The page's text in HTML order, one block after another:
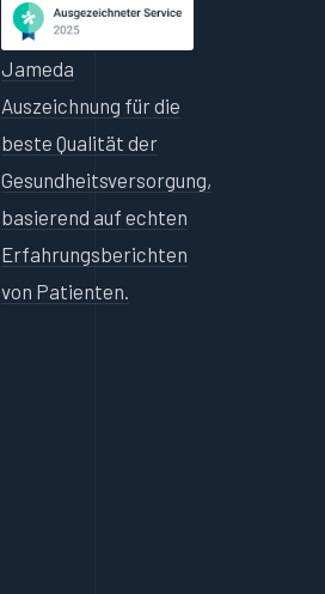
Jameda
Auszeichnung für die
beste Qualität der
Gesundheitsversorgung,
basierend auf echten
Erfahrungsberichten
von Patienten.